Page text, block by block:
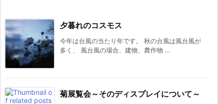
夕暮れのコスモス
今年は台風の当たり年です。 秋の台風は風台風が
多く、 風台風の場合、建物、農作物 ...
菊展覧会～そのディスプレイについて～